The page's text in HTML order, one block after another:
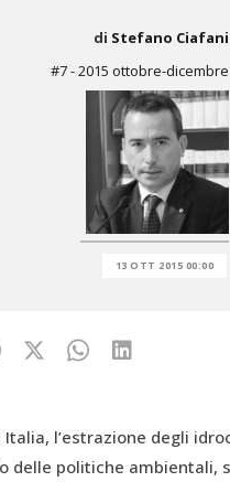
di Stefano Ciafani
#7 - 2015 ottobre-dicembre
13 OTT 2015 00:00
Italia, l’estrazione degli
delle politiche ambientali,